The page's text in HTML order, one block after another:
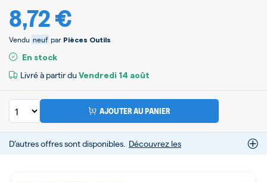
8,72 €
Vendu neuf par Pièces Outils
En stock
Livré à partir du Vendredi 14 août
AJOUTER AU PANIER
D’autres offres sont disponibles. Découvrez les